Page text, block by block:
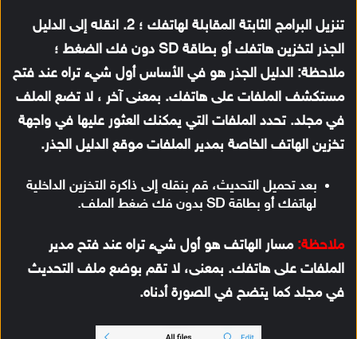
تنزيل البرامج الثابتة المقابلة لهاتفك ؛ 2. انقله إلى الدليل
الجذر لتخزين هاتفك أو بطاقة SD دون فك الضغط ؛
ملاحظة: الدليل الجذر هو في الأساس أول شيء تراه عند فتح
مستكشف الملفات على هاتفك. بمعنى آخر ، لا تضع الملف
في مجلد. تحدد الملفات التي يمكنك العثور عليها في واجهة
تخزين الهاتف الخاصة بمدير الملفات موقع الدليل الجذر.
بعد تحميل التحديث، قم بنقله إلى ذاكرة التخزين الداخلية
لهاتفك أو بطاقة SD بدون فك ضغط الملف.
ملاحظة: مسار الهاتف هو أول شيء تراه عند فتح مدير
الملفات على هاتفك. بمعنى، لا تقم بوضع ملف التحديث
في مجلد كما يتضح في الصورة أدناه.